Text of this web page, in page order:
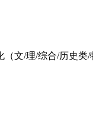
文/理/综合/历史